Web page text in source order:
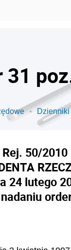
Rej. 50/2010
24 lutego